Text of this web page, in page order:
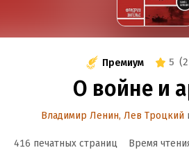
Премиум 5 (
О войне и
Владимир Ленин, Лев Троцкий
416 печатных страниц Время